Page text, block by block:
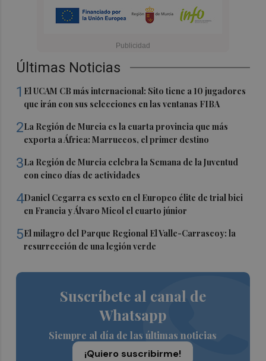
Últimas Noticias
1 El UCAM CB más internacional: Sito tiene a 10 jugadores
que irán con sus selecciones en las ventanas FIBA
2La Región de Murcia es la cuarta provincia que más
exporta a África: Marruecos, el primer destino
3La Región de Murcia celebra la Semana de la Juventud
con cinco días de actividades
4Daniel Cegarra es sexto en el Europeo élite de trial bici
en Francia y Álvaro Micol el cuarto júnior
5El milagro del Parque Regional El Valle-Carrascoy: la
resurrección de una legión verde
Suscríbete al canal de
Whatsapp
Siempre al día de las últimas noticias
¡Quiero suscribirme!